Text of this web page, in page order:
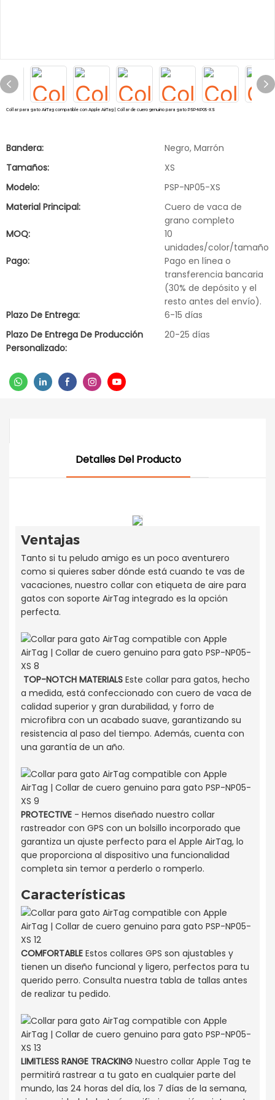
Collar para gato AirTag compatible con Apple AirTag | Collar de cuero genuino para gato PSP-NP05-XS
Bandera:
Negro, Marrón
Tamaños:
XS
Modelo:
PSP-NP05-XS
Material Principal:
Cuero de vaca de
grano completo
MOQ:
10
unidades/color/tamaño
Pago:
Pago en línea o
transferencia bancaria
(30% de depósito y el
resto antes del envío).
Plazo De Entrega:
6-15 días
Plazo De Entrega De Producción
Personalizado:
20-25 días
Detalles Del Producto
Ventajas
Tanto si tu peludo amigo es un poco aventurero
como si quieres saber dónde está cuando te vas de
vacaciones, nuestro collar con etiqueta de aire para
gatos con soporte AirTag integrado es la opción
perfecta.
TOP-NOTCH MATERIALSEste collar para gatos, hecho
a medida, está confeccionado con cuero de vaca de
calidad superior y gran durabilidad, y forro de
microfibra con un acabado suave, garantizando su
resistencia al paso del tiempo. Además, cuenta con
una garantía de un año.
PROTECTIVE- Hemos diseñado nuestro collar
rastreador con GPS con un bolsillo incorporado que
garantiza un ajuste perfecto para el Apple AirTag, lo
que proporciona al dispositivo una funcionalidad
completa sin temor a perderlo o romperlo.
Características
COMFORTABLEEstos collares GPS son ajustables y
tienen un diseño funcional y ligero, perfectos para tu
querido perro. Consulta nuestra tabla de tallas antes
de realizar tu pedido.
LIMITLESS RANGE TRACKINGNuestro collar Apple Tag te
permitirá rastrear a tu gato en cualquier parte del
mundo, las 24 horas del día, los 7 días de la semana,